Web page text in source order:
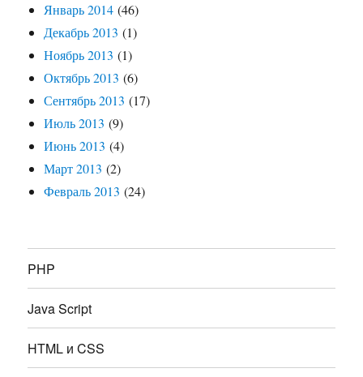
Январь 2014 (46)
Декабрь 2013 (1)
Ноябрь 2013 (1)
Октябрь 2013 (6)
Сентябрь 2013 (17)
Июль 2013 (9)
Июнь 2013 (4)
Март 2013 (2)
Февраль 2013 (24)
PHP
Java Script
HTML и CSS